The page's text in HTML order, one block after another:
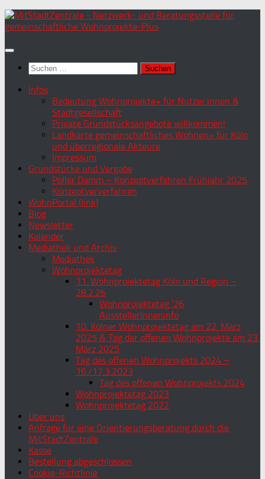
Zum
Inhalt
Suchen
nach:
Infos
Bedeutung Wohnprojekte+ für Nutzer:innen &
Stadtgesellschaft
Private Grundstücksangebote willkommen!
Landkarte gemeinschaftliches Wohnen+ für Köln
und überregionale Akteure
Impressum
Grundstücke und Vergabe
Poller Damm – Konzeptverfahren Frühjahr 2025
Konzeptververfahren
WohnPortal (link)
Blog
Newsletter
Kalender
Mediathek und Archiv
Mediathek
Wohnprojektetag
11. Wohnprojektetag Köln und Region –
28.2.26
Wohnprojektetag ’26
AusstellerInneninfo
10. Kölner Wohnprojektetag am 22. März
2025 & Tag der offenen Wohnprojekte am 23.
März 2025
Tag des offenen Wohnprojekts 2024 –
16./17.3.2023
Tag des offenen Wohnprojekts 2024
Wohnprojektetag 2023
Wohnprojektetag 2022
Über uns
Anfrage für eine Orientierungsberatung durch die
MitStadtZentrale
Kasse
Bestellung abgeschlossen
Cookie-Richtlinie